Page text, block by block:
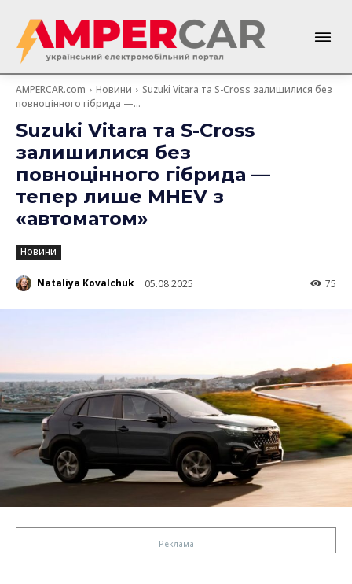
AMPERCAR.com Новини
Suzuki Vitara та S-Cross залишилися без
повноцінного гібрида —...
Suzuki Vitara та S-Cross
залишилися без
повноцінного гібрида —
тепер лише MHEV з
«автоматом»
Новини
Nataliya Kovalchuk 05.08.2025 75